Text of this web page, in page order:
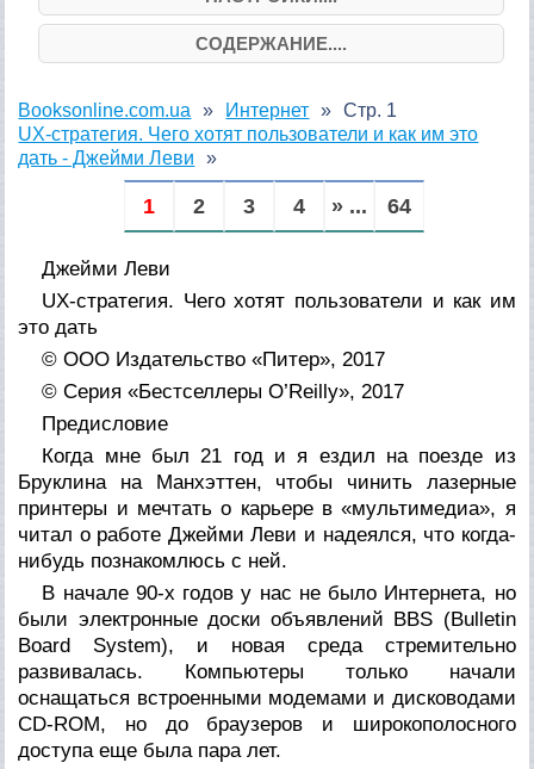
СОДЕРЖАНИЕ....
Booksonline.com.ua
Интернет
UX-стратегия. Чего хотят пользователи и как им это
дать - Джейми Леви
Стр. 1
1 2 3 4 » ... 64
Джейми Леви
UX-стратегия. Чего хотят пользователи и как им
это дать
© ООО Издательство «Питер», 2017
© Серия «Бестселлеры O’Reilly», 2017
Предисловие
Когда мне был 21 год и я ездил на поезде из
Бруклина на Манхэттен, чтобы чинить лазерные
принтеры и мечтать о карьере в «мультимедиа», я
читал о работе Джейми Леви и надеялся, что когда-
нибудь познакомлюсь с ней.
В начале 90-х годов у нас не было Интернета, но
были электронные доски объявлений BBS (Bulletin
Board System), и новая среда стремительно
развивалась. Компьютеры только начали
оснащаться встроенными модемами и дисководами
CD-ROM, но до браузеров и широкополосного
доступа еще была пара лет.